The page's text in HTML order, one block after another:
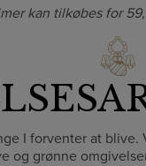
kan tilkøbes for
I forventer at
og grønne